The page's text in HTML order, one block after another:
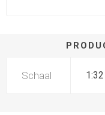
Schaal 1:32